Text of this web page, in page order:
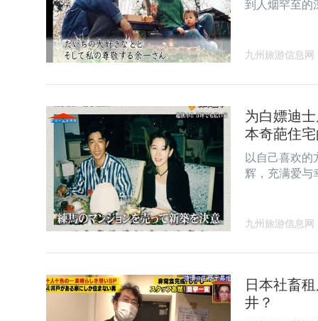
到人烟罕至的
九州旅游信息网
为白嫖迪
本奇葩住
以自己喜欢的
辉，充满爱与
九州旅游信息网
日本社畜
井？